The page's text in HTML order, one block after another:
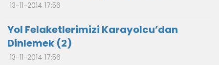
13-11-2014 17:56
Yol Felaketlerimizi Karayolcu’dan
Dinlemek (2)
13-11-2014 17:56